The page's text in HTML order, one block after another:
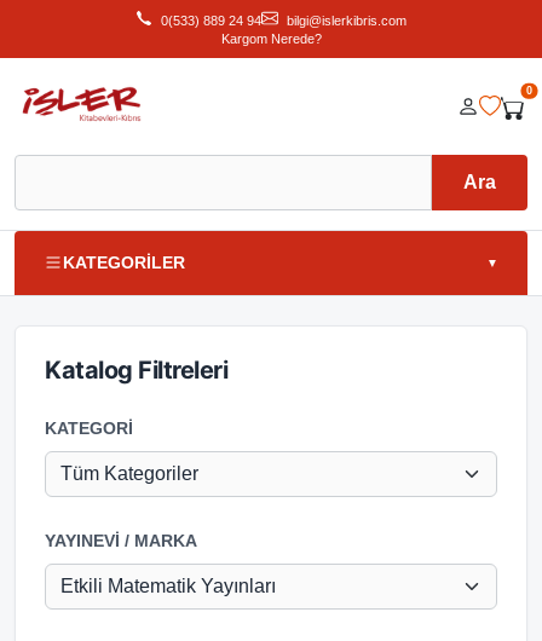
0(533) 889 24 94
bilgi@islerkibris.com
Kargom Nerede?
0
Ara
KATEGORİLER ▼
Katalog Filtreleri
KATEGORI
YAYINEVI / MARKA